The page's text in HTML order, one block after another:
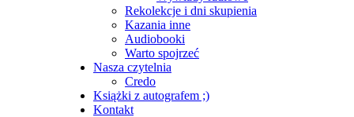
Rekolekcje i dni skupienia
Kazania inne
Audiobooki
Warto spojrzeć
Nasza czytelnia
Credo
Książki z autografem ;)
Kontakt